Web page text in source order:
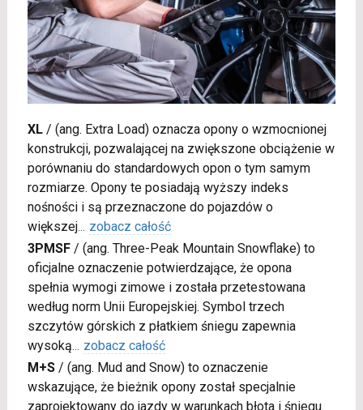
XL/ (ang. Extra Load) oznacza opony o wzmocnionej
konstrukcji, pozwalającej na zwiększone obciążenie w
porównaniu do standardowych opon o tym samym
rozmiarze. Opony te posiadają wyższy indeks
nośności i są przeznaczone do pojazdów o
większej... zobacz całość
3PMSF/ (ang. Three-Peak Mountain Snowflake) to
oficjalne oznaczenie potwierdzające, że opona
spełnia wymogi zimowe i została przetestowana
według norm Unii Europejskiej. Symbol trzech
szczytów górskich z płatkiem śniegu zapewnia
wysoką... zobacz całość
M+S/ (ang. Mud and Snow) to oznaczenie
wskazujące, że bieżnik opony został specjalnie
zaprojektowany do jazdy w warunkach błota i śniegu.